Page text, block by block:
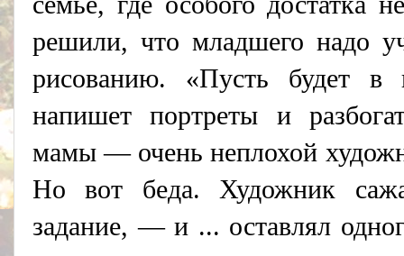
решили, что младшего надо
рисованию. «Пусть будет
напишет портреты и
мамы — очень неплохой
Но вот беда. Художник
задание, — и ... оставлял